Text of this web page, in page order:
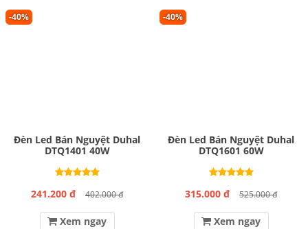
-40%
Đèn Led Bán Nguyệt Duhal
DTQ1401 40W
241.200 đ 402.000 đ
Xem ngay
-40%
Đèn Led Bán Nguyệt Duhal
DTQ1601 60W
315.000 đ 525.000 đ
Xem ngay